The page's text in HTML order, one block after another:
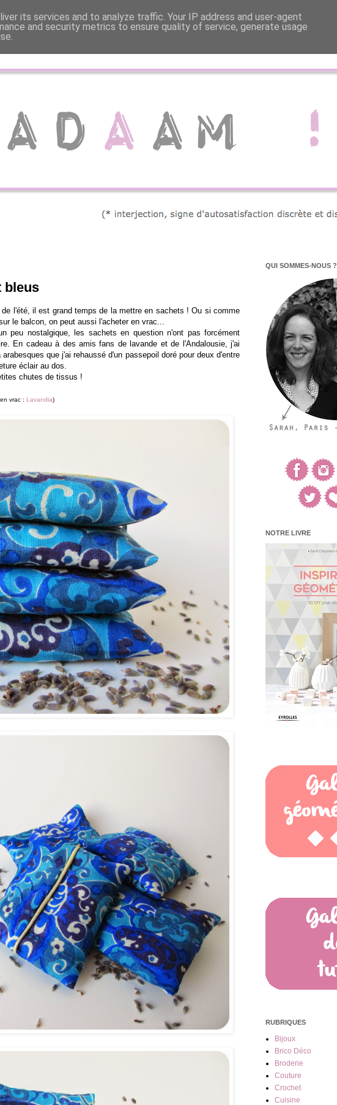
bleus
l'été, il est grand temps de la mettre en sachets ! Ou si comme
le balcon, on peut aussi l'acheter en vrac...
peu nostalgique, les sachets en question n'ont pas forcément
En cadeau à des amis fans de lavande et de l'Andalousie, j'ai
que j'ai rehaussé d'un passepoil doré pour deux d'entre
éclair au dos.
chutes de tissus !
vrac : Lavandia)
QUI SOMMES-NOUS ?
NOTRE LIVRE
RUBRIQUES
Bijoux
Brico Déco
Broderie
Couture
Crochet
Cuisine
its services and to analyze traffic. Your IP address and user-agent
and security metrics to ensure quality of service, generate usage